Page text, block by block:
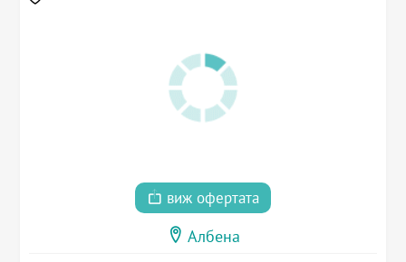
виж офертата
Албена